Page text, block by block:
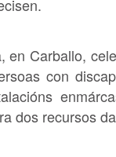
en Carballo,
con
dos recursos